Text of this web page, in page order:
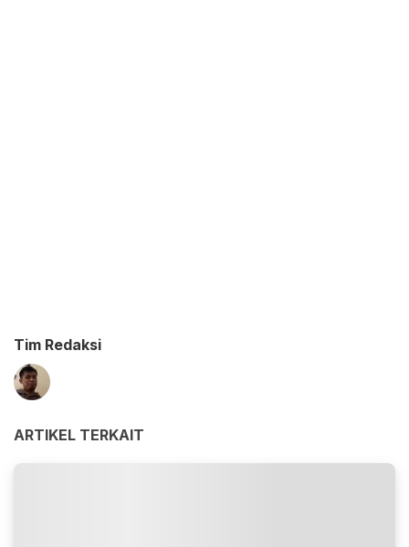
Tim Redaksi
ARTIKEL TERKAIT